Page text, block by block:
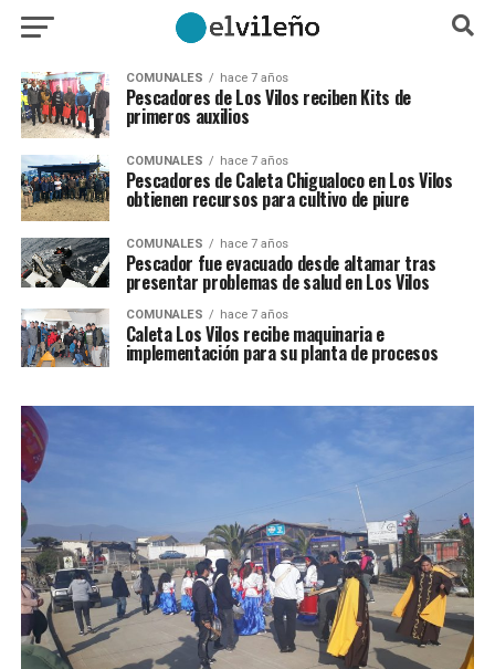
COMUNALES hace 7 años
Pescadores de Los Vilos reciben Kits de
primeros auxilios
COMUNALES hace 7 años
Pescadores de Caleta Chigualoco en Los Vilos
obtienen recursos para cultivo de piure
COMUNALES hace 7 años
Pescador fue evacuado desde altamar tras
presentar problemas de salud en Los Vilos
COMUNALES hace 7 años
Caleta Los Vilos recibe maquinaria e
implementación para su planta de procesos